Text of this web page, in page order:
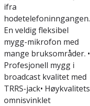
ifra
hodetelefoninngangen.
En veldig fleksibel
mygg-mikrofon med
mange bruksområder. •
Profesjonell mygg i
broadcast kvalitet med
TRRS-jack• Høykvalitets
omnisvinklet